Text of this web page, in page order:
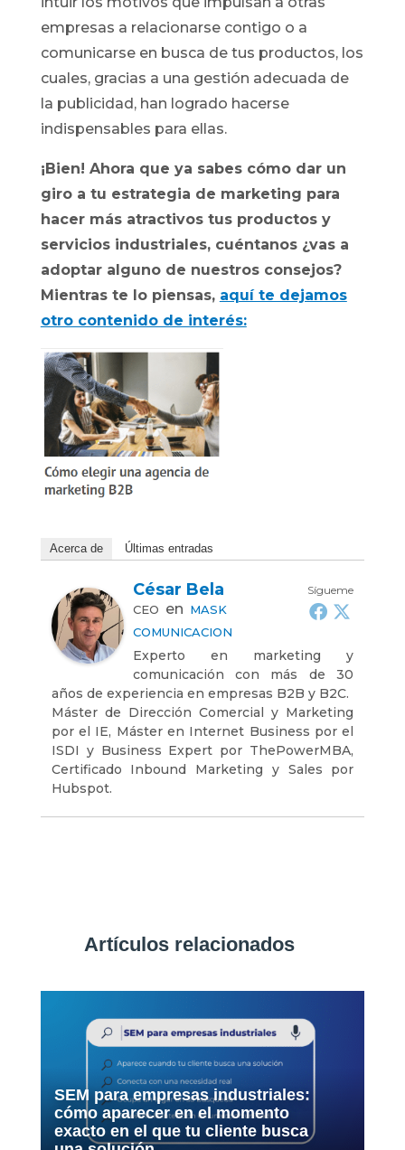
empresas a relacionarse contigo o a
comunicarse en busca de tus productos, los
cuales, gracias a una gestión adecuada de
la publicidad, han logrado hacerse
indispensables para ellas.
¡Bien! Ahora que ya sabes cómo dar un
giro a tu estrategia de marketing para
hacer más atractivos tus productos y
servicios industriales, cuéntanos ¿vas a
adoptar alguno de nuestros consejos?
Mientras te lo piensas, aquí te dejamos
otro contenido de interés:
Acerca de Últimas entradas
Sígueme
César Bela
CEO en MASK
COMUNICACION
Experto en marketing y
comunicación con más de 30
años de experiencia en empresas B2B y B2C.
Máster de Dirección Comercial y Marketing
por el IE, Máster en Internet Business por el
ISDI y Business Expert por ThePowerMBA,
Certificado Inbound Marketing y Sales por
Hubspot.
Artículos relacionados
SEM para empresas industriales:
cómo aparecer en el momento
exacto en el que tu cliente busca